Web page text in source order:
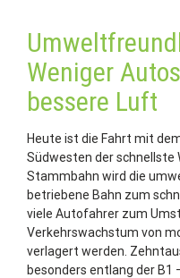
Weniger
bessere Luft
Heute ist die Fahrt mit
Südwesten der schnellste
Stammbahn wird die
betriebene Bahn zum
viele Autofahrer zum
Verkehrswachstum von
verlagert werden.
besonders entlang der B1